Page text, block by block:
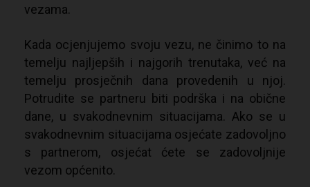
vezama.
Kada ocjenjujemo svoju vezu, ne činimo to na
temelju najljepših i najgorih trenutaka, već na
temelju prosječnih dana provedenih u njoj.
Potrudite se partneru biti podrška i na obične
dane, u svakodnevnim situacijama. Ako se u
svakodnevnim situacijama osjećate zadovoljno
s partnerom, osjećat ćete se zadovoljnije
vezom općenito.